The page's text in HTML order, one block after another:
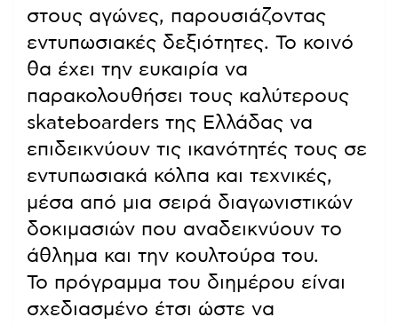
στους αγώνες, παρουσιάζοντας
εντυπωσιακές δεξιότητες. Το κοινό
θα έχει την ευκαιρία να
παρακολουθήσει τους καλύτερους
skateboarders της Ελλάδας να
επιδεικνύουν τις ικανότητές τους σε
εντυπωσιακά κόλπα και τεχνικές,
μέσα από μια σειρά διαγωνιστικών
δοκιμασιών που αναδεικνύουν το
άθλημα και την κουλτούρα του.
Το πρόγραμμα του διημέρου είναι
σχεδιασμένο έτσι ώστε να